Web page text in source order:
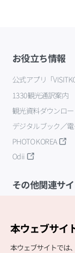
お役立ち情報
公式アプリ「
1330観光通訳案内
観光資料ダウンロ
デジタルブック／
PHOTO KOREA
Odii
その他関連サ
本ウェブサイ
本ウェブサイトでは、